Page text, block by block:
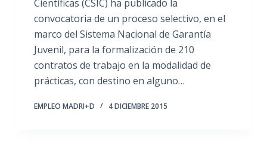
Científicas (CSIC) ha publicado la
convocatoria de un proceso selectivo, en el
marco del Sistema Nacional de Garantía
Juvenil, para la formalización de 210
contratos de trabajo en la modalidad de
prácticas, con destino en alguno…
EMPLEO MADRI+D 4 DICIEMBRE 2015